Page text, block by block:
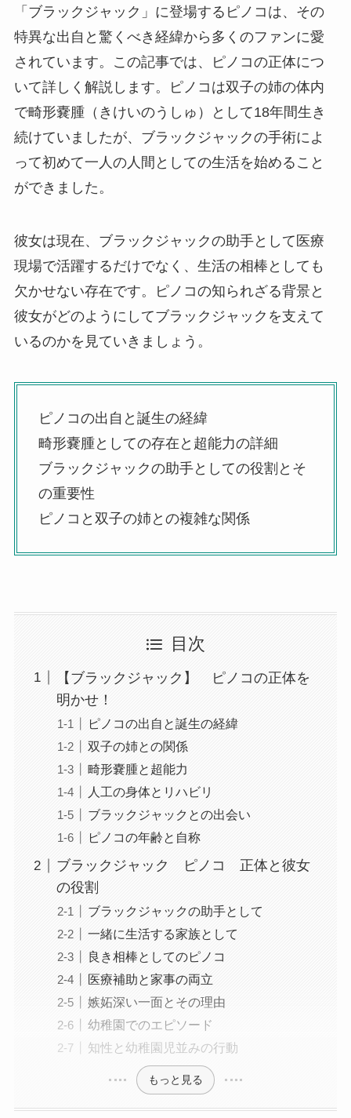
「ブラックジャック」に登場するピノコは、その
特異な出自と驚くべき経緯から多くのファンに愛
されています。この記事では、ピノコの正体につ
いて詳しく解説します。ピノコは双子の姉の体内
で畸形嚢腫（きけいのうしゅ）として18年間生き
続けていましたが、ブラックジャックの手術によ
って初めて一人の人間としての生活を始めること
ができました。
彼女は現在、ブラックジャックの助手として医療
現場で活躍するだけでなく、生活の相棒としても
欠かせない存在です。ピノコの知られざる背景と
彼女がどのようにしてブラックジャックを支えて
いるのかを見ていきましょう。
ピノコの出自と誕生の経緯
畸形嚢腫としての存在と超能力の詳細
ブラックジャックの助手としての役割とそ
の重要性
ピノコと双子の姉との複雑な関係
目次
【ブラックジャック】 ピノコの正体を
明かせ！
ピノコの出自と誕生の経緯
双子の姉との関係
畸形嚢腫と超能力
人工の身体とリハビリ
ブラックジャックとの出会い
ピノコの年齢と自称
ブラックジャック ピノコ 正体と彼女
の役割
ブラックジャックの助手として
一緒に生活する家族として
良き相棒としてのピノコ
医療補助と家事の両立
嫉妬深い一面とその理由
幼稚園でのエピソード
知性と幼稚園児並みの行動
もっと見る